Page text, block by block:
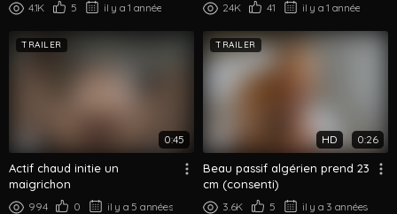
4.1K 5 il y a 1 année 24K 41 il y a 1 année
TRAILER
0:45
Actif chaud initie un
maigrichon
994 0 il y a 5 années
TRAILER
HD 0:26
Beau passif algérien prend 23
cm (consenti)
3.6K 5 il y a 3 années